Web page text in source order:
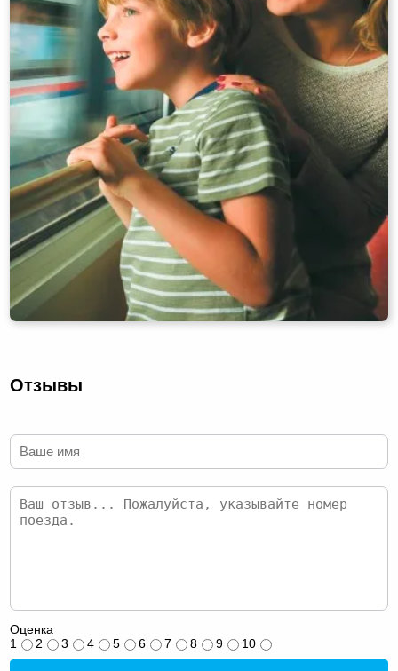
Отзывы
Оценка
1
2 3 4 5 6 7 8 9 10